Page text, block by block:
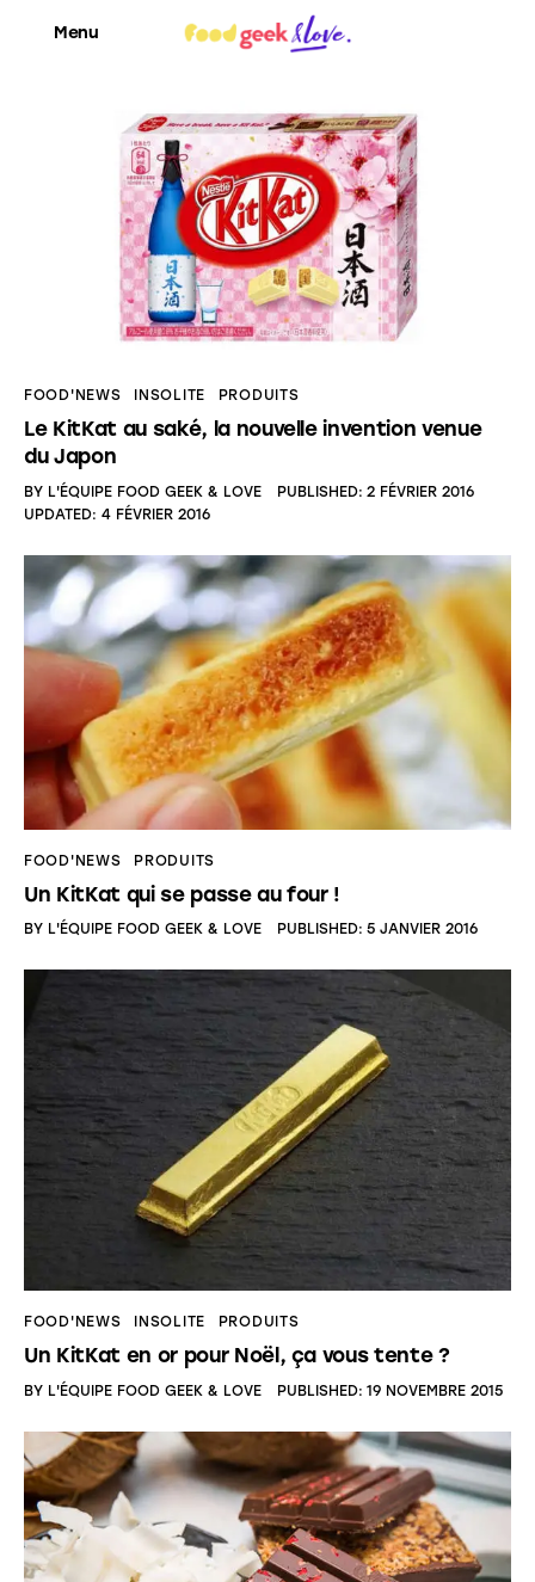
Menu
Food’News
Food’Com
Food’Art
Food’Life
FOOD'NEWS INSOLITE PRODUITS
Le KitKat au saké, la nouvelle invention venue
du Japon
BY L'ÉQUIPE FOOD GEEK & LOVE PUBLISHED: 2 FÉVRIER 2016
UPDATED: 4 FÉVRIER 2016
FOOD'NEWS PRODUITS
Un KitKat qui se passe au four !
BY L'ÉQUIPE FOOD GEEK & LOVE PUBLISHED: 5 JANVIER 2016
FOOD'NEWS INSOLITE PRODUITS
Un KitKat en or pour Noël, ça vous tente ?
BY L'ÉQUIPE FOOD GEEK & LOVE PUBLISHED: 19 NOVEMBRE 2015